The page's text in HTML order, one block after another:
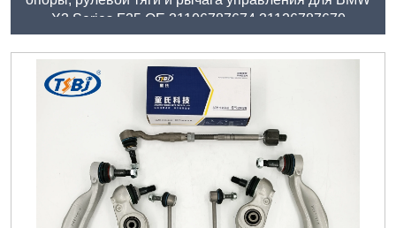
X3 Series F25 OE 31106787674 31126787670